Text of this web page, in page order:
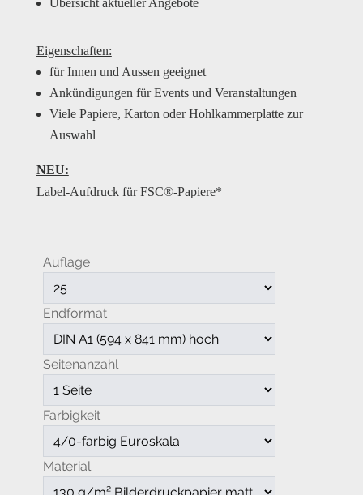
Übersicht aktueller Angebote
Eigenschaften:
für Innen und Aussen geeignet
Ankündigungen für Events und Veranstaltungen
Viele Papiere, Karton oder Hohlkammerplatte zur
Auswahl
NEU:
Label-Aufdruck für FSC®-Papiere*